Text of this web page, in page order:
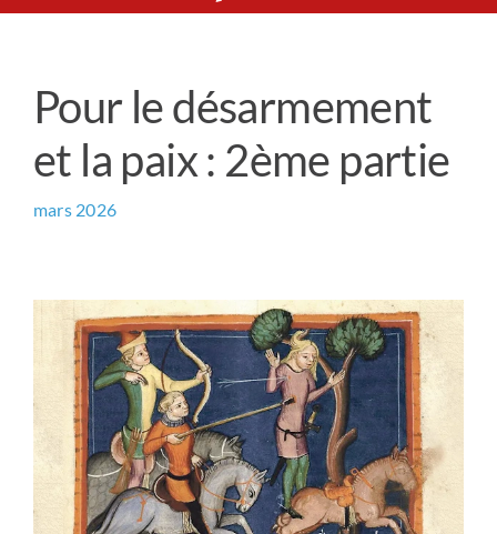
Prière universelle
Contact
Pour le désarmement
et la paix : 2ème partie
mars 2026